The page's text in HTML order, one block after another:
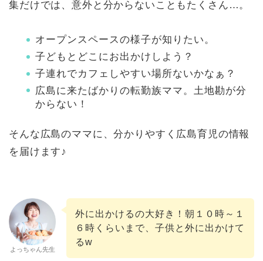
集だけでは、意外と分からないこともたくさん…。
オープンスペースの様子が知りたい。
子どもとどこにお出かけしよう？
子連れでカフェしやすい場所ないかなぁ？
広島に来たばかりの転勤族ママ。土地勘が分
からない！
そんな広島のママに、分かりやすく広島育児の情報
を届けます♪
よっちゃん先生
外に出かけるの大好き！朝１０時～１
６時くらいまで、子供と外に出かけて
るw